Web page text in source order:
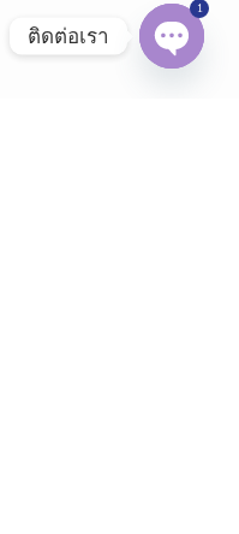
ติดต่อเรา
1